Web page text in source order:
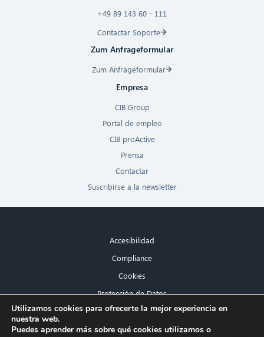
+49 89 143 60 - 111
Contactar Soporte
Zum Anfrageformular
Zum Anfrageformular
Empresa
CIB Group
Portal de empleo
CIB proActive
Prensa
Contactar
Suscribirse a la newsletter
Accesibilidad
Compliance
Cookies
Protección de Datos
Aviso legal
Utilizamos cookies para ofrecerte la mejor experiencia en
nuestra web.
Puedes aprender más sobre qué cookies utilizamos o